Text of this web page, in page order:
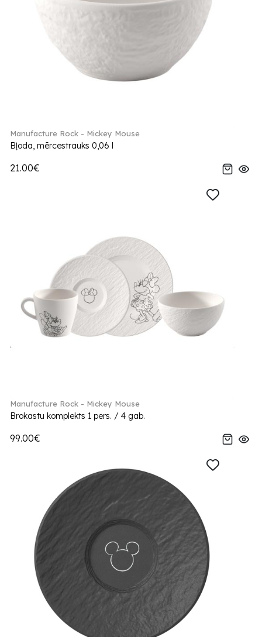
Manufacture Rock - Mickey Mouse
Bļoda, mērcestrauks 0,06 l
21.00€
Manufacture Rock - Mickey Mouse
Brokastu komplekts 1 pers. / 4 gab.
99.00€